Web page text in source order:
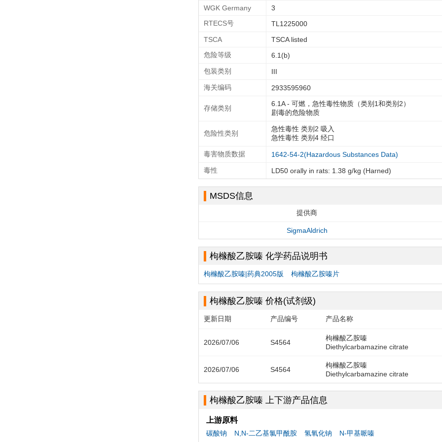
WGK Germany
3
RTECS号
TL1225000
TSCA
TSCA listed
危险等级
6.1(b)
包装类别
III
海关编码
2933595960
存储类别
6.1A - 可燃，急性毒性物质（类别1和类别2）
剧毒的危险物质
危险性类别
急性毒性 类别2 吸入
急性毒性 类别4 经口
毒害物质数据
1642-54-2(Hazardous Substances Data)
毒性
LD50 orally in rats: 1.38 g/kg (Harned)
MSDS信息
提供商
SigmaAldrich
枸橼酸乙胺嗪 化学药品说明书
枸橼酸乙胺嗪|药典2005版 枸橼酸乙胺嗪片
枸橼酸乙胺嗪 价格(试剂级)
更新日期 产品编号 产品名称
2026/07/06 S4564
枸橼酸乙胺嗪
Diethylcarbamazine citrate
2026/07/06 S4564
枸橼酸乙胺嗪
Diethylcarbamazine citrate
枸橼酸乙胺嗪 上下游产品信息
上游原料
碳酸钠 N,N-二乙基氯甲酰胺 氢氧化钠 N-甲基哌嗪